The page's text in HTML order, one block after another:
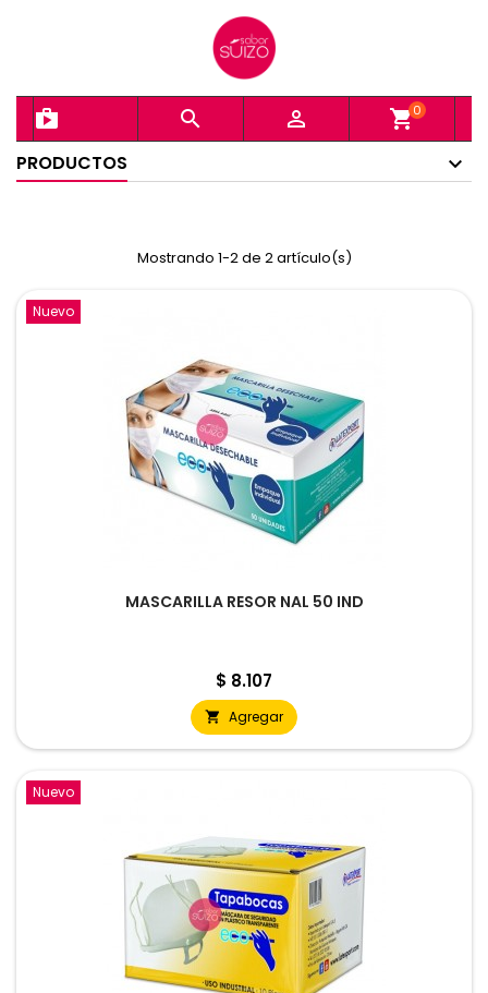
shopping_bag
  shopping_cart0
PRODUCTOS
Mostrando 1-2 de 2 artículo(s)
Nuevo
MASCARILLA RESOR NAL 50 IND
Precio
$ 8.107
 Agregar
Nuevo